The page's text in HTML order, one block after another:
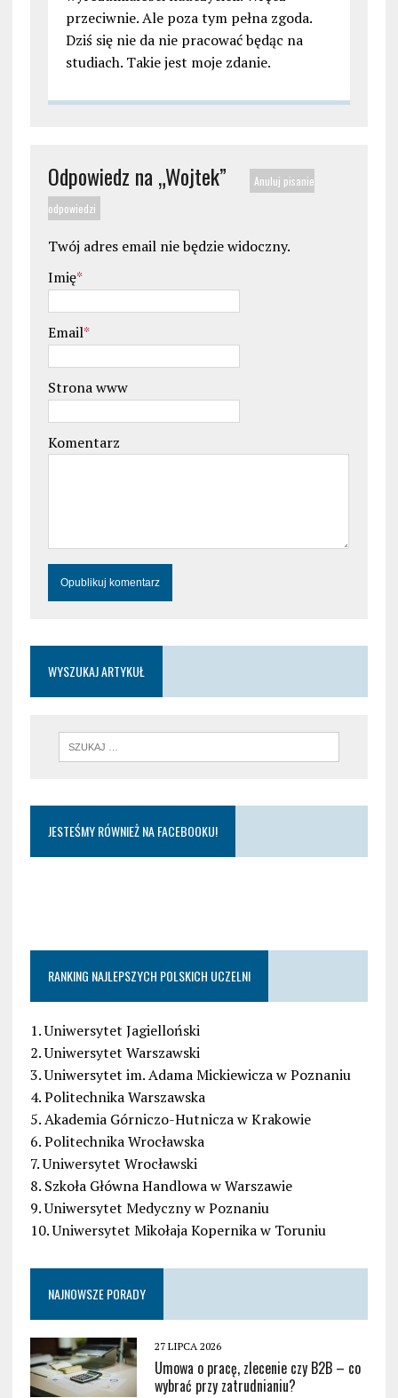
przeciwnie. Ale poza tym pełna zgoda.
Dziś się nie da nie pracować będąc na
studiach. Takie jest moje zdanie.
Odpowiedz na „Wojtek”
Anuluj pisanie
odpowiedzi
Twój adres email nie będzie widoczny.
Imię*
Email*
Strona www
Komentarz
WYSZUKAJ ARTYKUŁ
JESTEŚMY RÓWNIEŻ NA FACEBOOKU!
RANKING NAJLEPSZYCH POLSKICH UCZELNI
1. Uniwersytet Jagielloński
2. Uniwersytet Warszawski
3. Uniwersytet im. Adama Mickiewicza w Poznaniu
4. Politechnika Warszawska
5. Akademia Górniczo-Hutnicza w Krakowie
6. Politechnika Wrocławska
7. Uniwersytet Wrocławski
8. Szkoła Główna Handlowa w Warszawie
9. Uniwersytet Medyczny w Poznaniu
10. Uniwersytet Mikołaja Kopernika w Toruniu
NAJNOWSZE PORADY
27 LIPCA 2026
Umowa o pracę, zlecenie czy B2B – co
wybrać przy zatrudnianiu?